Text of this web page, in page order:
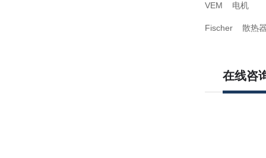
VEM 电机
Fischer 散热
在线咨